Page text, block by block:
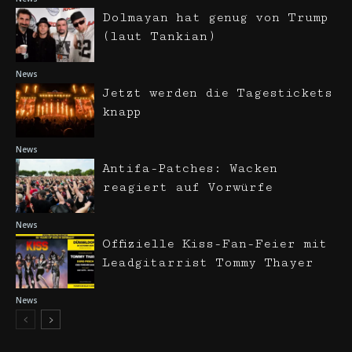
News
Dolmayan hat genug von Trump
(laut Tankian)
News
Jetzt werden die Tagestickets
knapp
News
Antifa-Patches: Wacken
reagiert auf Vorwürfe
News
Offizielle Kiss-Fan-Feier mit
Leadgitarrist Tommy Thayer